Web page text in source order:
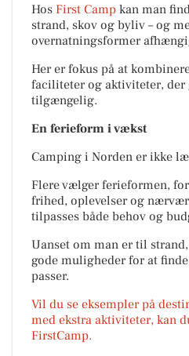
Hos First Camp kan man
strand, skov og byliv – og
overnatningsformer
Her er fokus på at
faciliteter og aktiviteter, der
tilgængelig.
En ferieform i vækst
Camping i Norden er ikke
Flere vælger ferieformen,
frihed, oplevelser og
tilpasses både behov og
Uanset om man er til
gode muligheder for at
passer.
Vil du se eksempler på
med ekstra aktiviteter, kan
FirstCamp.